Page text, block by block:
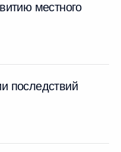
местного
последствий